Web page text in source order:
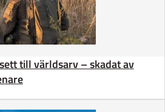
till världsarv – skadat av